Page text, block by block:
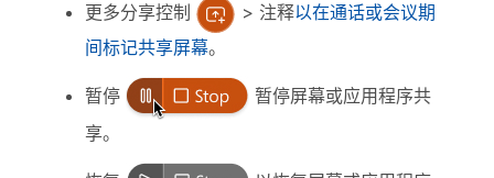
更多分享控制 > 注释以在通话或会议期
间标记共享屏幕。
暂停
暂停屏幕或应用程序共
享。